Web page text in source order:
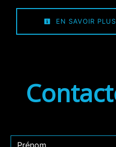
EN SAVOIR PLUS